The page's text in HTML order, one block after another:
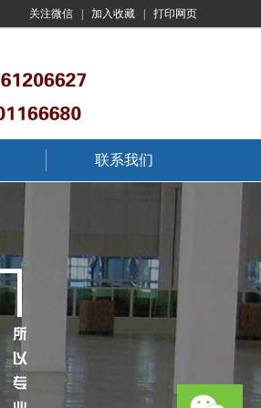
关注微信 加入收藏 打印网页
联系我们